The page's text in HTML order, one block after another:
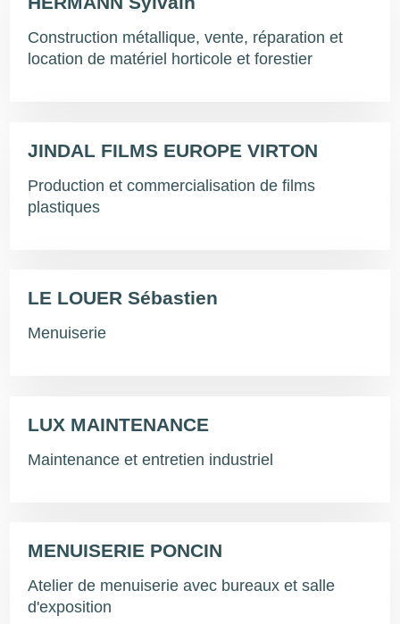
Construction métallique, vente, réparation et
location de matériel horticole et forestier
JINDAL FILMS EUROPE VIRTON
Production et commercialisation de films
plastiques
LE LOUER Sébastien
Menuiserie
LUX MAINTENANCE
Maintenance et entretien industriel
MENUISERIE PONCIN
Atelier de menuiserie avec bureaux et salle
d'exposition